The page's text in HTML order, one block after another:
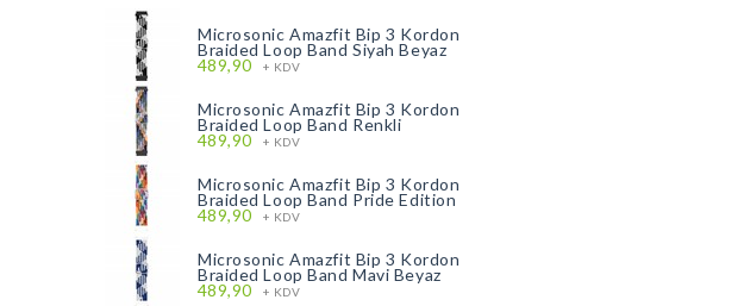
Microsonic Amazfit Bip 3 Kordon
Braided Loop Band Siyah Beyaz
489,90 + KDV
Microsonic Amazfit Bip 3 Kordon
Braided Loop Band Renkli
489,90 + KDV
Microsonic Amazfit Bip 3 Kordon
Braided Loop Band Pride Edition
489,90 + KDV
Microsonic Amazfit Bip 3 Kordon
Braided Loop Band Mavi Beyaz
489,90 + KDV